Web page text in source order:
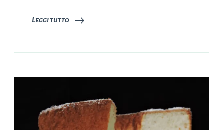
Leggi tutto